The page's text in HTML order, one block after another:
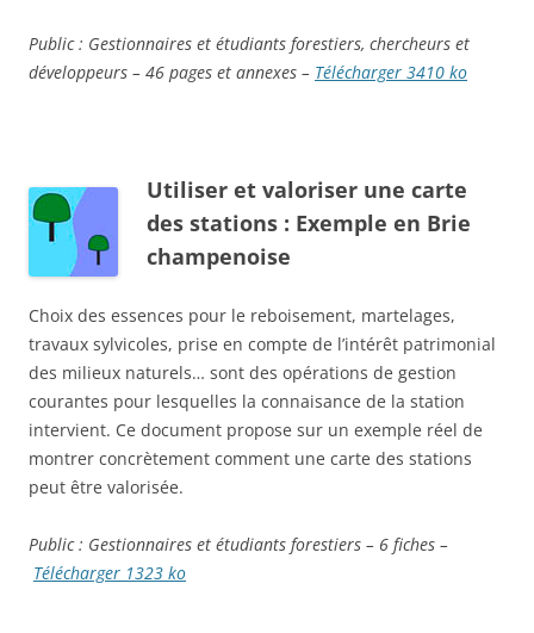
Public : Gestionnaires et étudiants forestiers, chercheurs et
développeurs – 46 pages et annexes – Télécharger 3410 ko
Utiliser et valoriser une carte
des stations : Exemple en Brie
champenoise
Choix des essences pour le reboisement, martelages,
travaux sylvicoles, prise en compte de l’intérêt patrimonial
des milieux naturels… sont des opérations de gestion
courantes pour lesquelles la connaisance de la station
intervient. Ce document propose sur un exemple réel de
montrer concrètement comment une carte des stations
peut être valorisée.
Public : Gestionnaires et étudiants forestiers – 6 fiches –
Télécharger 1323 ko